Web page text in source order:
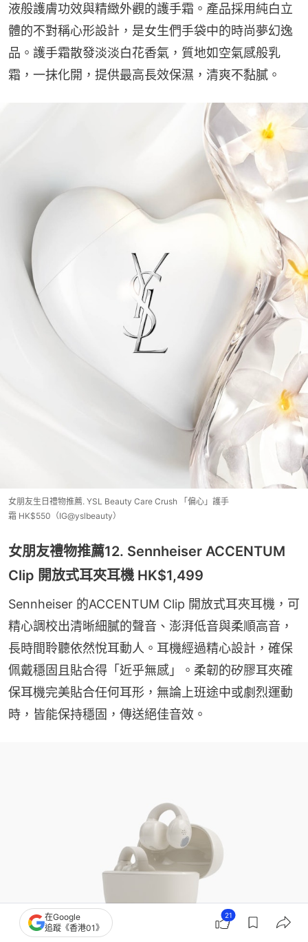
液般護膚功效與精緻外觀的護手霜。產品採用純白立
體的不對稱心形設計，是女生們手袋中的時尚夢幻逸
品。護手霜散發淡淡白花香氣，質地如空氣感般乳
霜，一抹化開，提供最高長效保濕，清爽不黏膩。
女朋友生日禮物推薦. YSL Beauty Care Crush 「偏心」護手
霜 HK$550（IG@yslbeauty）
女朋友禮物推薦12. Sennheiser ACCENTUM
Clip 開放式耳夾耳機 HK$1,499
Sennheiser 的ACCENTUM Clip 開放式耳夾耳機，可
精心調校出清晰細膩的聲音、澎湃低音與柔順高音，
長時間聆聽依然悅耳動人。耳機經過精心設計，確保
佩戴穩固且貼合得「近乎無感」。柔韌的矽膠耳夾確
保耳機完美貼合任何耳形，無論上班途中或劇烈運動
時，皆能保持穩固，傳送絕佳音效。
在Google
追蹤《香港01》
21